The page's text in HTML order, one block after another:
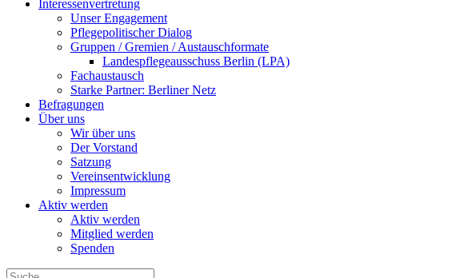
Interessenvertretung
Unser Engagement
Pflegepolitischer Dialog
Gruppen / Gremien / Austauschformate
Landespflegeausschuss Berlin (LPA)
Fachaustausch
Starke Partner: Berliner Netz
Befragungen
Über uns
Wir über uns
Der Vorstand
Satzung
Vereinsentwicklung
Impressum
Aktiv werden
Aktiv werden
Mitglied werden
Spenden